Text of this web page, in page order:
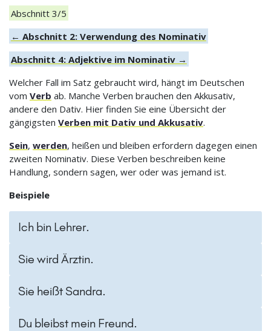
Abschnitt 3/5
← Abschnitt 2: Verwendung des Nominativ
Abschnitt 4: Adjektive im Nominativ →
Welcher Fall im Satz gebraucht wird, hängt im Deutschen
vom Verb ab. Manche Verben brauchen den Akkusativ,
andere den Dativ. Hier finden Sie eine Übersicht der
gängigsten Verben mit Dativ und Akkusativ.
Sein, werden, heißen und bleiben erfordern dagegen einen
zweiten Nominativ. Diese Verben beschreiben keine
Handlung, sondern sagen, wer oder was jemand ist.
Beispiele
Ich bin Lehrer.
Sie wird Ärztin.
Sie heißt Sandra.
Du bleibst mein Freund.